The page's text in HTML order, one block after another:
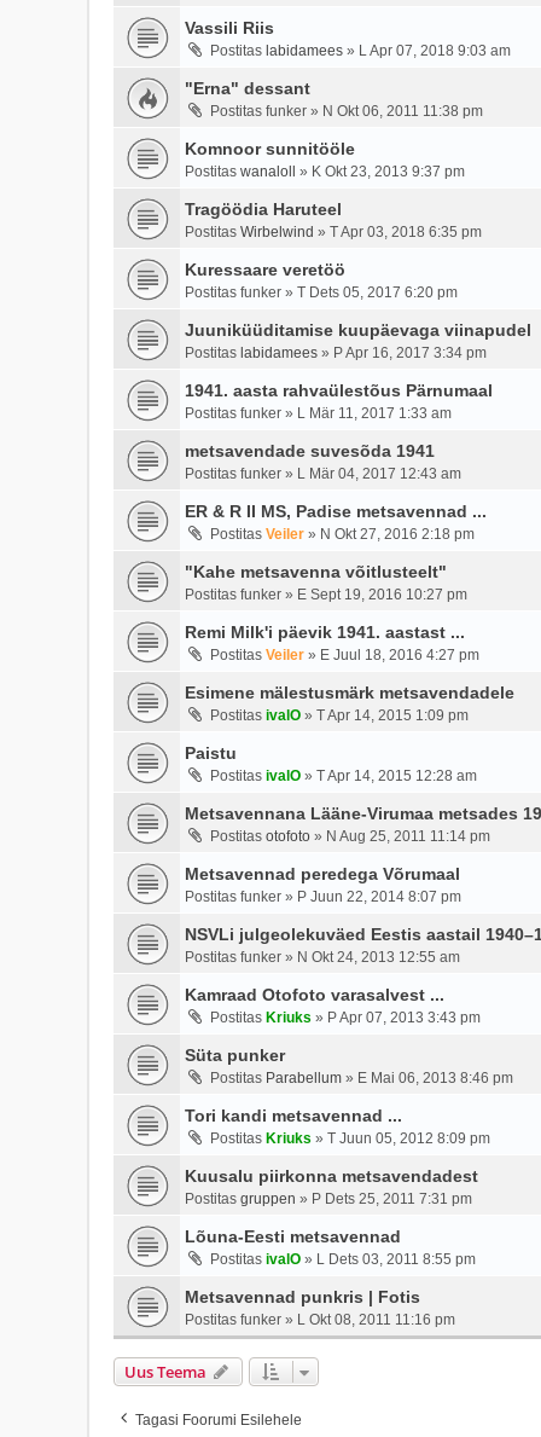
Vassili Riis
Postitas labidamees » L Apr 07, 2018 9:03 am
"Erna" dessant
Postitas funker » N Okt 06, 2011 11:38 pm
Komnoor sunnitööle
Postitas wanaloll » K Okt 23, 2013 9:37 pm
Tragöödia Haruteel
Postitas Wirbelwind » T Apr 03, 2018 6:35 pm
Kuressaare veretöö
Postitas funker » T Dets 05, 2017 6:20 pm
Juuniküüditamise kuupäevaga viinapudel
Postitas labidamees » P Apr 16, 2017 3:34 pm
1941. aasta rahvaülestõus Pärnumaal
Postitas funker » L Mär 11, 2017 1:33 am
metsavendade suvesõda 1941
Postitas funker » L Mär 04, 2017 12:43 am
ER & R II MS, Padise metsavennad ...
Postitas Veiler » N Okt 27, 2016 2:18 pm
"Kahe metsavenna võitlusteelt"
Postitas funker » E Sept 19, 2016 10:27 pm
Remi Milk'i päevik 1941. aastast ...
Postitas Veiler » E Juul 18, 2016 4:27 pm
Esimene mälestusmärk metsavendadele
Postitas ivalO » T Apr 14, 2015 1:09 pm
Paistu
Postitas ivalO » T Apr 14, 2015 12:28 am
Metsavennana Lääne-Virumaa metsades
Postitas otofoto » N Aug 25, 2011 11:14 pm
Metsavennad peredega Võrumaal
Postitas funker » P Juun 22, 2014 8:07 pm
NSVLi julgeolekuväed Eestis aastail
Postitas funker » N Okt 24, 2013 12:55 am
Kamraad Otofoto varasalvest ...
Postitas Kriuks » P Apr 07, 2013 3:43 pm
Süta punker
Postitas Parabellum » E Mai 06, 2013 8:46 pm
Tori kandi metsavennad ...
Postitas Kriuks » T Juun 05, 2012 8:09 pm
Kuusalu piirkonna metsavendadest
Postitas gruppen » P Dets 25, 2011 7:31 pm
Lõuna-Eesti metsavennad
Postitas ivalO » L Dets 03, 2011 8:55 pm
Metsavennad punkris | Fotis
Postitas funker » L Okt 08, 2011 11:16 pm
Uus Teema
Tagasi Foorumi Esilehele